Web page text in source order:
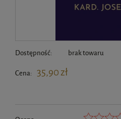
Dostępność: brak towaru
Cena: 35,90 zł